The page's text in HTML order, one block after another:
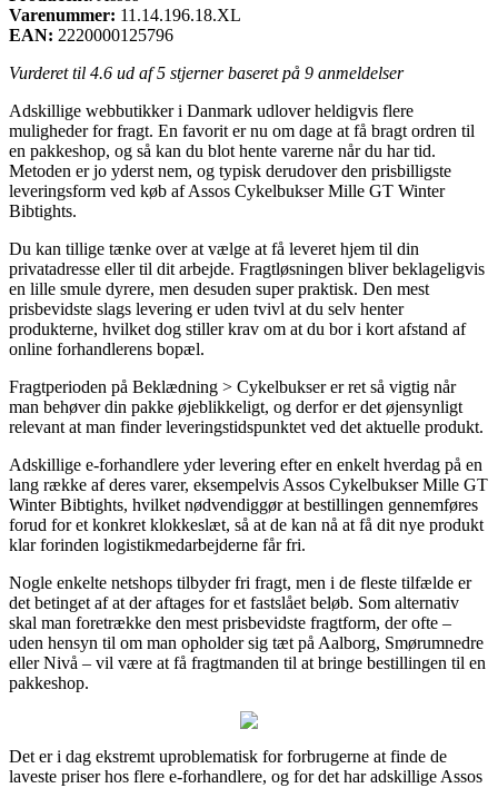
Varenummer: 11.14.196.18.XL
EAN: 2220000125796
Vurderet til 4.6 ud af 5 stjerner baseret på 9 anmeldelser
Adskillige webbutikker i Danmark udlover heldigvis flere
muligheder for fragt. En favorit er nu om dage at få bragt ordren til
en pakkeshop, og så kan du blot hente varerne når du har tid.
Metoden er jo yderst nem, og typisk derudover den prisbilligste
leveringsform ved køb af Assos Cykelbukser Mille GT Winter
Bibtights.
Du kan tillige tænke over at vælge at få leveret hjem til din
privatadresse eller til dit arbejde. Fragtløsningen bliver beklageligvis
en lille smule dyrere, men desuden super praktisk. Den mest
prisbevidste slags levering er uden tvivl at du selv henter
produkterne, hvilket dog stiller krav om at du bor i kort afstand af
online forhandlerens bopæl.
Fragtperioden på Beklædning > Cykelbukser er ret så vigtig når
man behøver din pakke øjeblikkeligt, og derfor er det øjensynligt
relevant at man finder leveringstidspunktet ved det aktuelle produkt.
Adskillige e-forhandlere yder levering efter en enkelt hverdag på en
lang række af deres varer, eksempelvis Assos Cykelbukser Mille GT
Winter Bibtights, hvilket nødvendiggør at bestillingen gennemføres
forud for et konkret klokkeslæt, så at de kan nå at få dit nye produkt
klar forinden logistikmedarbejderne får fri.
Nogle enkelte netshops tilbyder fri fragt, men i de fleste tilfælde er
det betinget af at der aftages for et fastslået beløb. Som alternativ
skal man foretrække den mest prisbevidste fragtform, der ofte –
uden hensyn til om man opholder sig tæt på Aalborg, Smørumnedre
eller Nivå – vil være at få fragtmanden til at bringe bestillingen til en
pakkeshop.
Det er i dag ekstremt uproblematisk for forbrugerne at finde de
laveste priser hos flere e-forhandlere, og for det har adskillige Assos